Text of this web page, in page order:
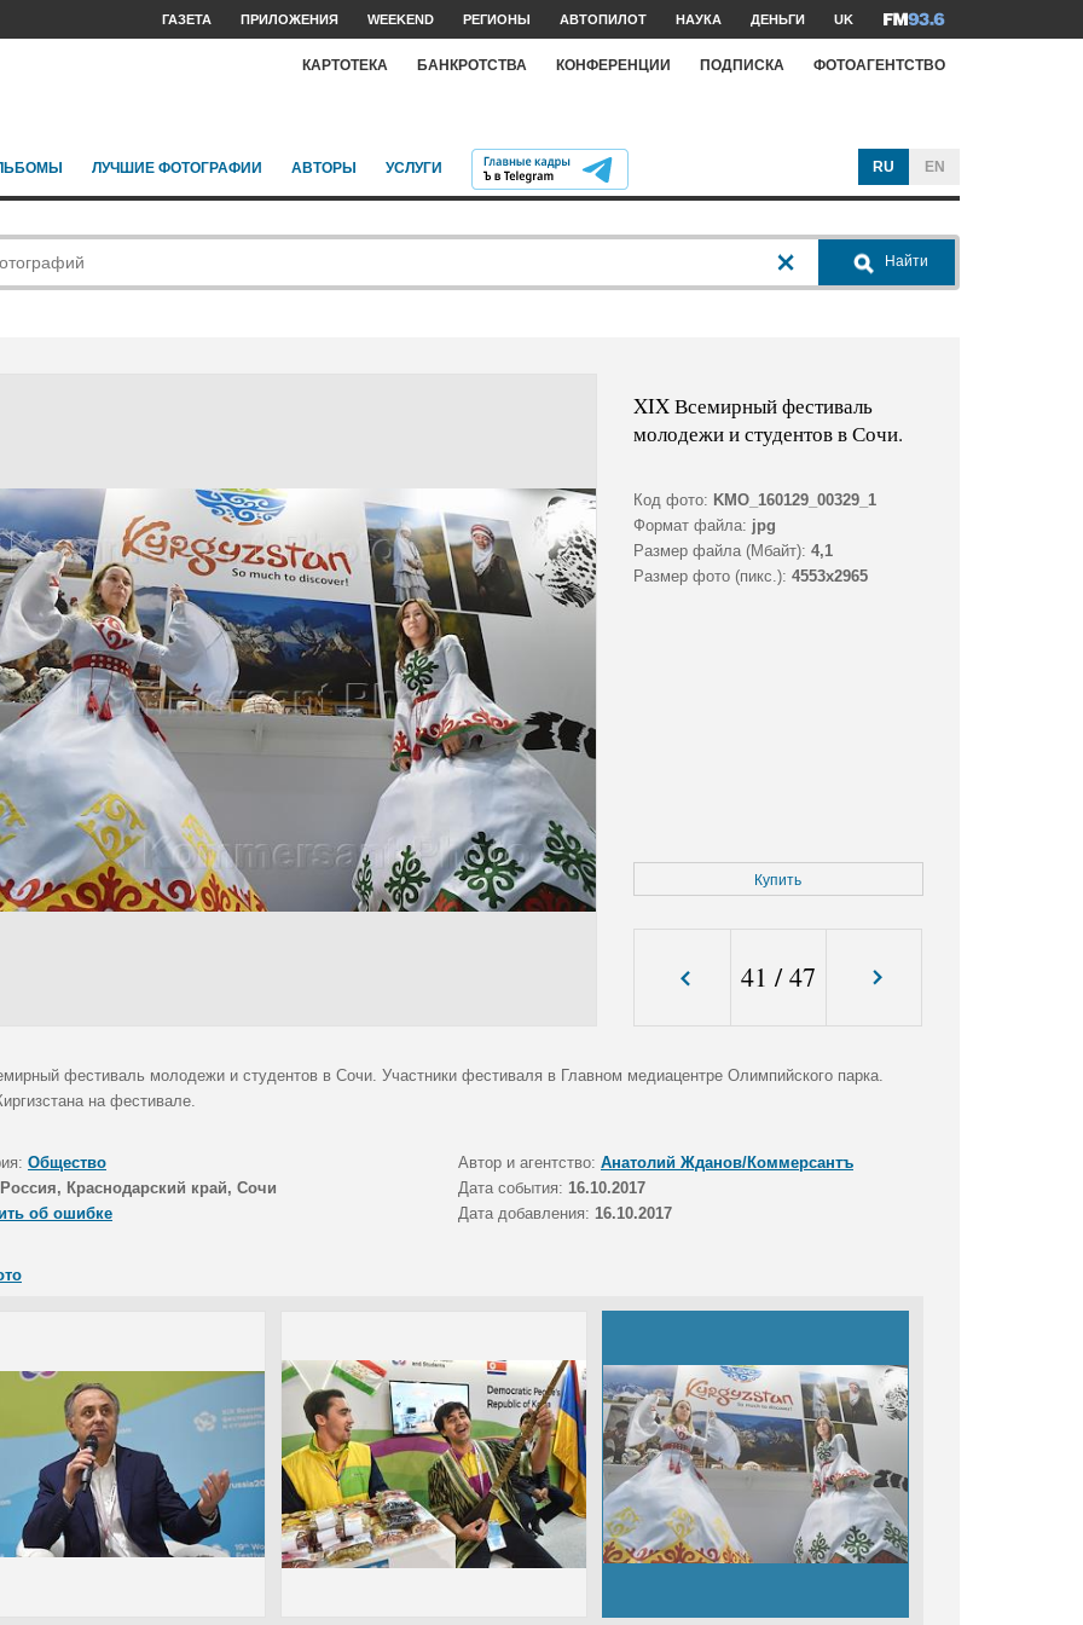
ГАЗЕТА ПРИЛОЖЕНИЯ WEEKEND РЕГИОНЫ АВТОПИЛОТ НАУКА ДЕНЬГИ UK
КАРТОТЕКА БАНКРОТСТВА КОНФЕРЕНЦИИ ПОДПИСКА ФОТОАГЕНТСТВО
ЛУЧШИЕ ФОТОГРАФИИ АВТОРЫ УСЛУГИ RU EN
Найти
XIX Всемирный фестиваль
молодежи и студентов в Сочи.
Код фото: KMO_160129_00329_1
Формат файла: jpg
Размер файла (Мбайт): 4,1
Размер фото (пикс.): 4553x2965
Купить
41 /47
фестиваль молодежи и студентов в Сочи. Участники фестиваля в Главном медиацентре Олимпийского парка.
на фестивале.
Общество Автор и агентство: Анатолий Жданов/Коммерсантъ
Россия, Краснодарский край, Сочи Дата события: 16.10.2017
об ошибке
Дата добавления: 16.10.2017